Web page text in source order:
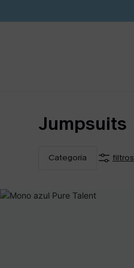
Jumpsuits
Categoría filtros